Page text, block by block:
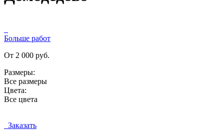
Больше работ
От 2 000 руб.
Размеры:
Все размеры
Цвета:
Все цвета
Заказать